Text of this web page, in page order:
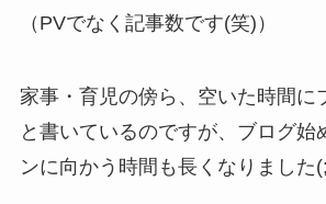
（PVでなく記事数です(笑)）
家事・育児の傍ら、空いた時間に
と書いているのですが、ブログ始
ンに向かう時間も長くなりました